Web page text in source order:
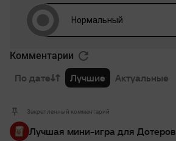
Комментарии
По дате Лучшие Актуальные
Закрепленный комментарий
Лучшая мини-игра для Дотеров